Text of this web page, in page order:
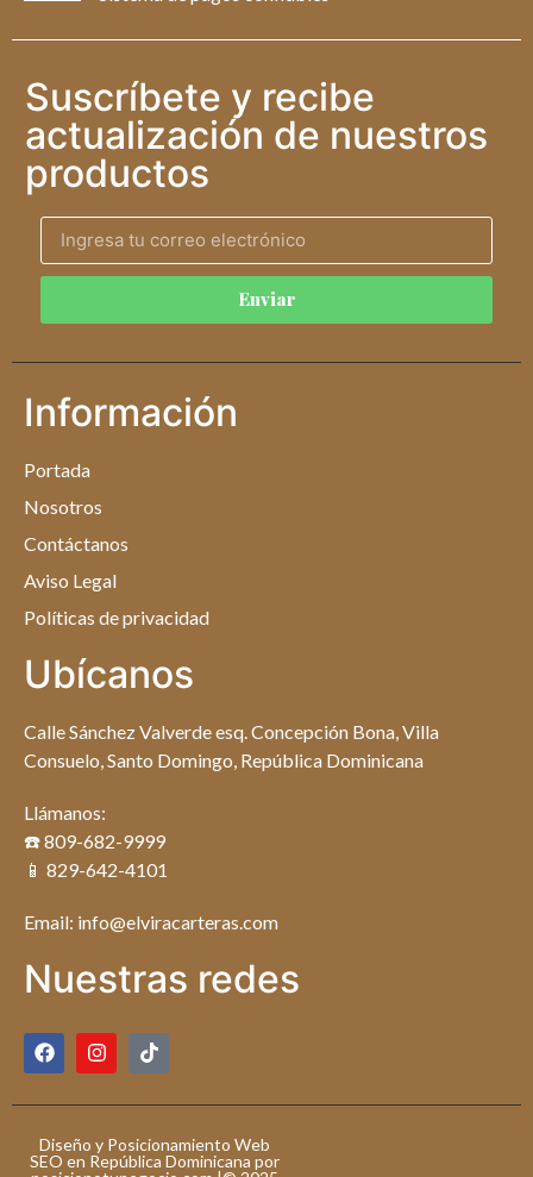
Suscríbete y recibe
actualización de nuestros
productos
Enviar
Información
Portada
Nosotros
Contáctanos
Aviso Legal
Políticas de privacidad
Ubícanos
Calle Sánchez Valverde esq. Concepción Bona, Villa
Consuelo, Santo Domingo, República Dominicana
Llámanos:
☎️ 809-682-9999
📱 829-642-4101
Email: info@elviracarteras.com
Nuestras redes
Diseño y Posicionamiento Web
SEO en República Dominicana por